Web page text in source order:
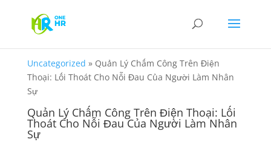
Uncategorized » Quản Lý Chấm Công Trên Điện
Thoại: Lối Thoát Cho Nỗi Đau Của Người Làm Nhân
Sự
Quản Lý Chấm Công Trên Điện Thoại: Lối
Thoát Cho Nỗi Đau Của Người Làm Nhân
Sự